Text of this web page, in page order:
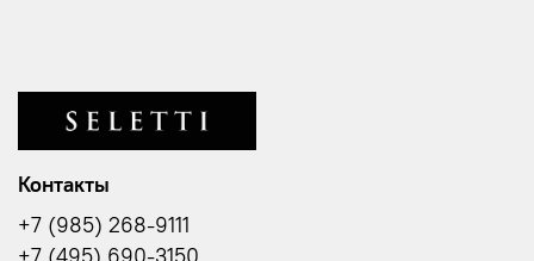
Контакты
+7 (985) 268-9111